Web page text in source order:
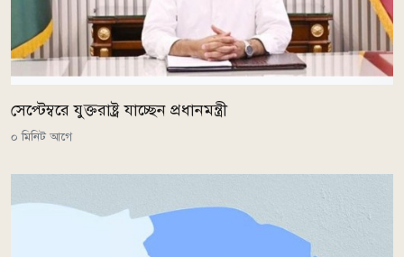
সেপ্টেম্বরে যুক্তরাষ্ট্র যাচ্ছেন প্রধানমন্ত্রী
০ মিনিট আগে